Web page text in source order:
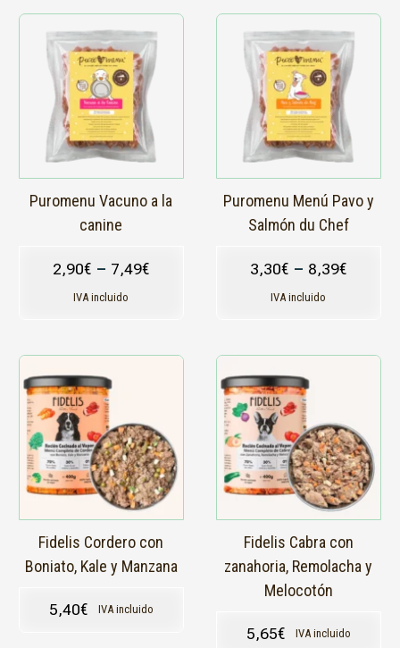
Puromenu Vacuno a la
canine
2,90€ – 7,49€
IVA incluido
Este
producto
tiene
múltiples
variantes.
opciones
pueden
elegir
en
producto
Puromenu Menú Pavo y
Salmón du Chef
3,30€ – 8,39€
IVA incluido
Este
producto
tiene
múltiples
variantes.
opciones
pueden
elegir
en
página
producto
Fidelis Cordero con
Boniato, Kale y Manzana
5,40€ IVA incluido
Fidelis Cabra con
zanahoria, Remolacha y
Melocotón
5,65€ IVA incluido